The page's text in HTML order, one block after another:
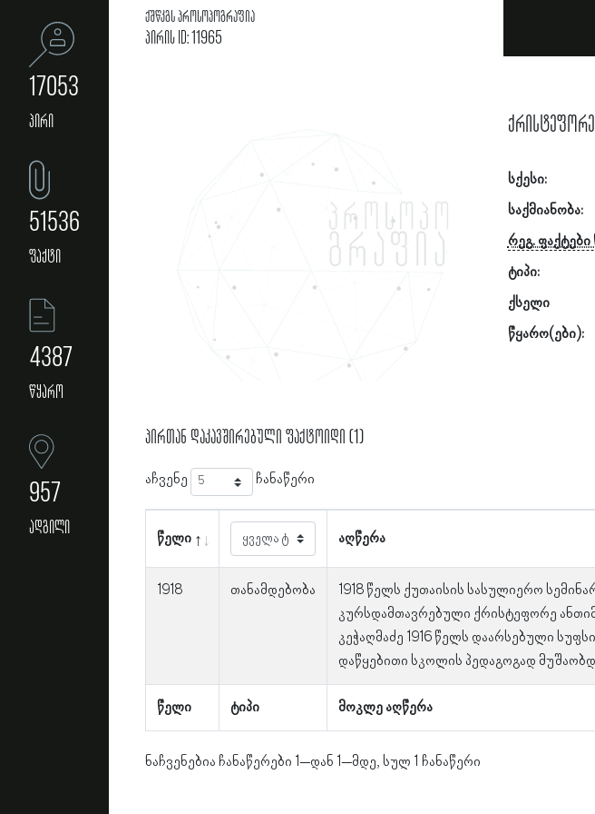
17053
პირი
51536
ფაქტი
4387
წყარო
957
ადგილი
ქშწკგს პროსოპოგრაფია
პირის ID: 11965
სქესი:
საქმიანობა:
რეგ. ფაქტები
ტიპი:
ქსელი
წყარო(ები):
პირთან დაკავშირებული ფაქტოიდი (1)
აჩვენე ჩანაწერი
წელი აღწერა
წელი ტიპი მოკლე აღწერა
1918 თანამდებობა
1918 წელს ქუთაისის სასულიერო
კურსდამთავრებული ქრისტეფორე
კეჭაღმაძე 1916 წელს დაარსებული
დაწყებითი სკოლის პედაგოგად
ნაჩვენებია ჩანაწერები 1–დან 1–მდე, სულ 1 ჩანაწერი